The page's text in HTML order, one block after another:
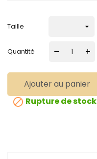
Taille
Quantité – +
Ajouter au panier
 Rupture de stock